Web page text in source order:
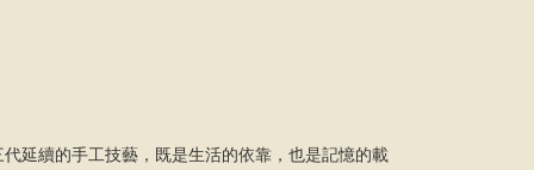
延續的手工技藝，既是生活的依靠，也是記憶的載